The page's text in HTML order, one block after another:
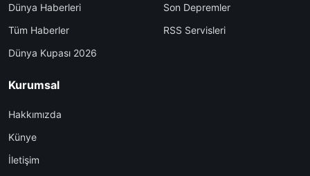
Dünya Haberleri
Tüm Haberler
Dünya Kupası 2026
Son Depremler
RSS Servisleri
Kurumsal
Hakkımızda
Künye
İletişim